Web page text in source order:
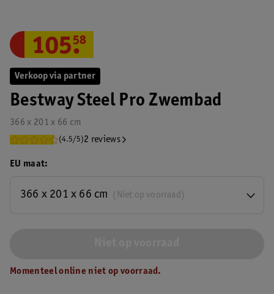
Verkoop via partner
Bestway Steel Pro Zwembad
366 x 201 x 66 cm
(4.5/5)2 reviews
105.
58
EU maat
(Niet op voorraad)
366 x 201 x 66 cm
Momenteel online niet op voorraad.